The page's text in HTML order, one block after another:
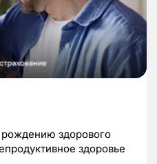
здорового
здоровье